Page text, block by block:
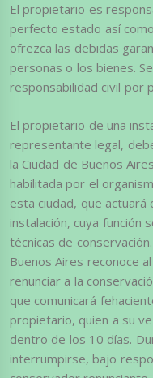
El propietario es
perfecto estado así
ofrezca las debidas
personas o los bienes.
responsabilidad civil por
El propietario de una
representante legal,
la Ciudad de Buenos
habilitada por el
esta ciudad, que actuará
instalación, cuya función
técnicas de
Buenos Aires reconoce
renunciar a la
que comunicará
propietario, quien a su
dentro de los 10 días.
interrumpirse, bajo